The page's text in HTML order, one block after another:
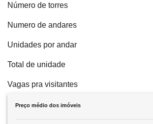
Número de torres
Numero de andares
Unidades por andar
Total de unidade
Vagas pra visitantes
Preço médio dos imóveis